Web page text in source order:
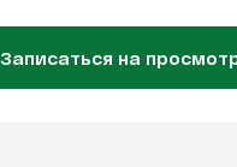
Записаться на